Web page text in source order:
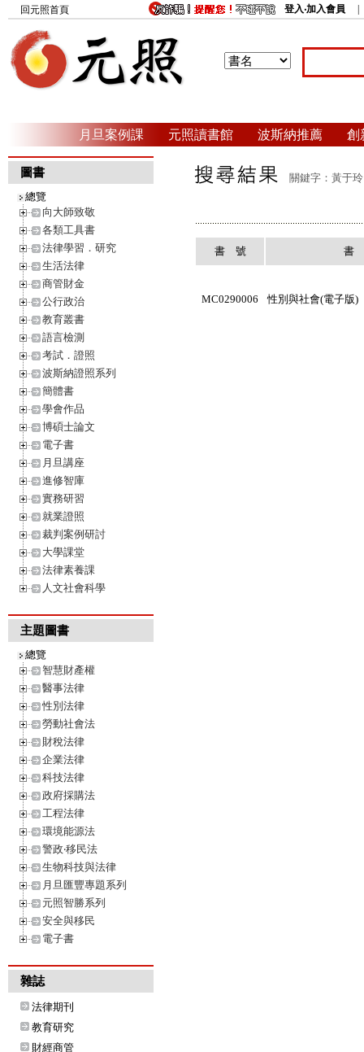
回元照首頁 登入‧加入會員
月旦案例課 元照讀書館 波斯納推薦 創
圖書
總覽
向大師致敬
各類工具書
法律學習．研究
生活法律
商管財金
公行政治
教育叢書
語言檢測
考試．證照
波斯納證照系列
簡體書
學會作品
博碩士論文
電子書
月旦講座
進修智庫
實務研習
就業證照
裁判案例研討
大學課堂
法律素養課
人文社會科學
主題圖書
總覽
智慧財產權
醫事法律
性別法律
勞動社會法
財稅法律
企業法律
科技法律
政府採購法
工程法律
環境能源法
警政‧移民法
生物科技與法律
月旦匯豐專題系列
元照智勝系列
安全與移民
電子書
雜誌
法律期刊
教育研究
財經商管
關鍵字：黃于
書 號 書
MC0290006 性別與社會(電子版)